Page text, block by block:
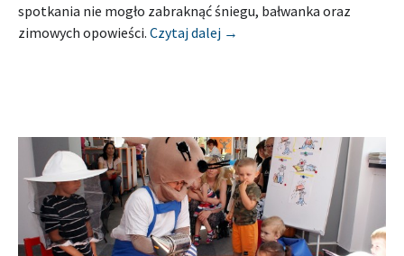
spotkania nie mogło zabraknąć śniegu, bałwanka oraz
zimowych opowieści. Czytaj dalej [Relacja] MIEJSKA I
→